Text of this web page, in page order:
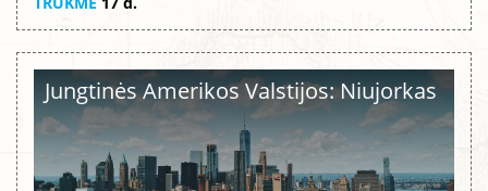
Jungtinės Amerikos Valstijos: Niujorkas